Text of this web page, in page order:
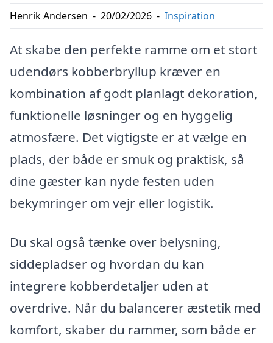
Henrik Andersen - 20/02/2026 - Inspiration
At skabe den perfekte ramme om et stort
udendørs kobberbryllup kræver en
kombination af godt planlagt dekoration,
funktionelle løsninger og en hyggelig
atmosfære. Det vigtigste er at vælge en
plads, der både er smuk og praktisk, så
dine gæster kan nyde festen uden
bekymringer om vejr eller logistik.
Du skal også tænke over belysning,
siddepladser og hvordan du kan
integrere kobberdetaljer uden at
overdrive. Når du balancerer æstetik med
komfort, skaber du rammer, som både er